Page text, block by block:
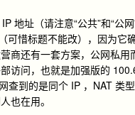
地址（请注意“公共”和“公
可惜标题不能改），因为它
商还有一套方案，公网私用
访问，也就是加强版的
查到的是同个 IP ，NAT 类
也在用。